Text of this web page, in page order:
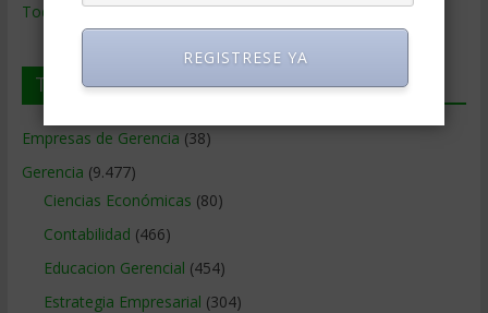
Todos los Temas
Temas de Gerencia
Empresas de Gerencia (38)
Gerencia (9.477)
Ciencias Económicas (80)
Contabilidad (466)
Educacion Gerencial (454)
Estrategia Empresarial (304)
REGISTRESE YA